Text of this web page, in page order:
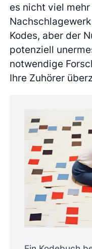
es nicht viel
Kodes, aber der
potenziell
notwendige
Ihre Zuhörer